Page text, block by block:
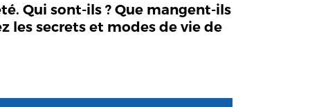
Qui sont-ils ? Que mangent-ils
les secrets et modes de vie de